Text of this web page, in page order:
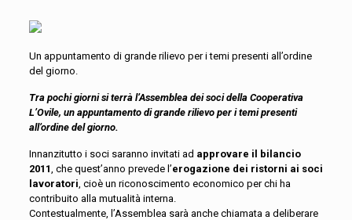
Un appuntamento di grande rilievo per i temi presenti all’ordine
del giorno.
Tra pochi giorni si terrà l’Assemblea dei soci della Cooperativa
L’Ovile, un appuntamento di grande rilievo per i temi presenti
all’ordine del giorno.
Innanzitutto i soci saranno invitati ad approvare il bilancio
2011, che quest’anno prevede l’erogazione dei ristorni ai soci
lavoratori, cioè un riconoscimento economico per chi ha
contribuito alla mutualità interna.
Contestualmente, l’Assemblea sarà anche chiamata a deliberare